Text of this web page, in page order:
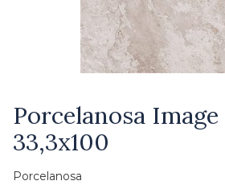
Porcelanosa
33,3x100
Porcelanosa